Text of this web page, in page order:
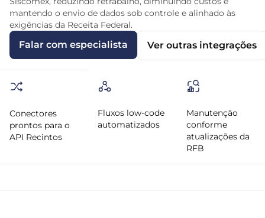
mantendo o envio de dados sob controle e alinhado às
exigências da Receita Federal.
Falar com especialista Ver outras integrações
Conectores
prontos para o
API Recintos
Fluxos low-code
automatizados
Manutenção
conforme
atualizações da
RFB